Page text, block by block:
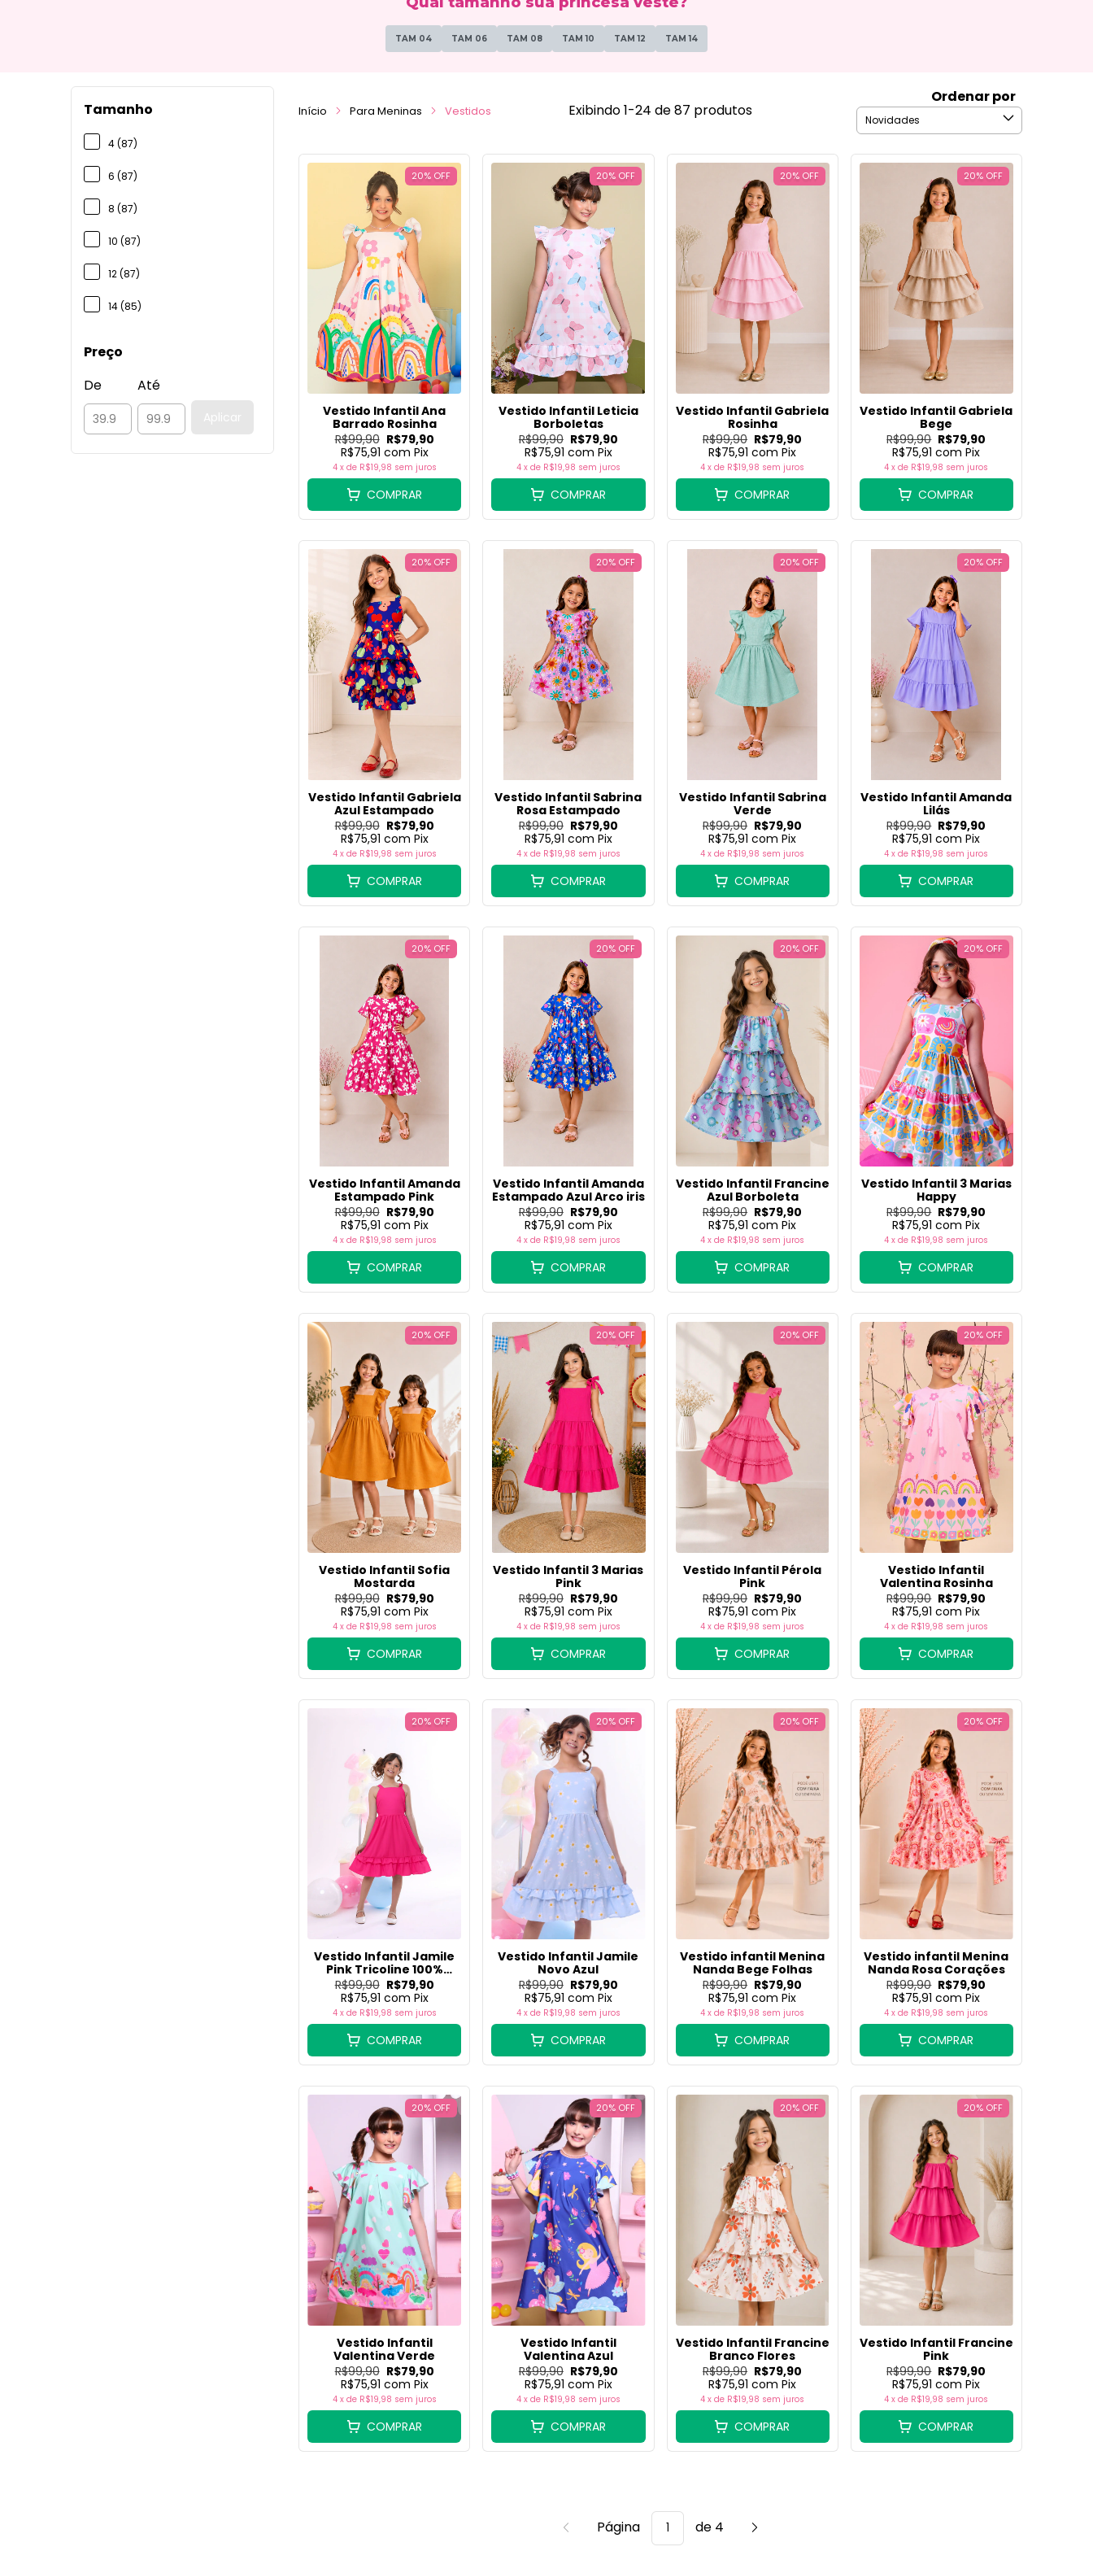
TAM 04 TAM 06 TAM 08 TAM 10 TAM 12 TAM 14
Tamanho
4 (87)
6 (87)
8 (87)
10 (87)
12 (87)
14 (85)
Preço
De
Até
Aplicar
Início Para Meninas Vestidos Exibindo 1-24 de 87 produtos
Ordenar por
20% OFF
Vestido Infantil Ana
Barrado Rosinha
R$99,90 R$79,90
R$75,91 com Pix
4 x de R$19,98 sem juros
COMPRAR
20% OFF
Vestido Infantil Leticia
Borboletas
R$99,90 R$79,90
R$75,91 com Pix
4 x de R$19,98 sem juros
COMPRAR
20% OFF
Vestido Infantil Gabriela
Rosinha
R$99,90 R$79,90
R$75,91com Pix
4 x de R$19,98 sem juros
COMPRAR
20% OFF
Vestido Infantil Gabriela
Bege
R$99,90 R$79,90
R$75,91com Pix
4 x de R$19,98 sem juros
COMPRAR
20% OFF
Vestido Infantil Gabriela
Azul Estampado
R$99,90 R$79,90
R$75,91 com Pix
4 x de R$19,98 sem juros
COMPRAR
20% OFF
Vestido Infantil Sabrina
Rosa Estampado
R$99,90 R$79,90
R$75,91 com Pix
4 x de R$19,98 sem juros
COMPRAR
20% OFF
Vestido Infantil Sabrina
Verde
R$99,90 R$79,90
R$75,91com Pix
4 x de R$19,98 sem juros
COMPRAR
20% OFF
Vestido Infantil Amanda
Lilás
R$99,90 R$79,90
R$75,91com Pix
4 x de R$19,98 sem juros
COMPRAR
20% OFF
Vestido Infantil Amanda
Estampado Pink
R$99,90 R$79,90
R$75,91 com Pix
4 x de R$19,98 sem juros
COMPRAR
20% OFF
Vestido Infantil Amanda
Estampado Azul Arco iris
R$99,90 R$79,90
R$75,91 com Pix
4 x de R$19,98 sem juros
COMPRAR
20% OFF
Vestido Infantil Francine
Azul Borboleta
R$99,90 R$79,90
R$75,91com Pix
4 x de R$19,98 sem juros
COMPRAR
20% OFF
Vestido Infantil 3 Marias
Happy
R$99,90 R$79,90
R$75,91com Pix
4 x de R$19,98 sem juros
COMPRAR
20% OFF
Vestido Infantil Sofia
Mostarda
R$99,90 R$79,90
R$75,91 com Pix
4 x de R$19,98 sem juros
COMPRAR
20% OFF
Vestido Infantil 3 Marias
Pink
R$99,90 R$79,90
R$75,91 com Pix
4 x de R$19,98 sem juros
COMPRAR
20% OFF
Vestido Infantil Pérola
Pink
R$99,90 R$79,90
R$75,91com Pix
4 x de R$19,98 sem juros
COMPRAR
20% OFF
Vestido Infantil
Valentina Rosinha
R$99,90 R$79,90
R$75,91com Pix
4 x de R$19,98 sem juros
COMPRAR
20% OFF
Vestido Infantil Jamile
Pink Tricoline 100%
Algodão
R$99,90 R$79,90
R$75,91 com Pix
4 x de R$19,98 sem juros
COMPRAR
20% OFF
Vestido Infantil Jamile
Novo Azul
R$99,90 R$79,90
R$75,91 com Pix
4 x de R$19,98 sem juros
COMPRAR
20% OFF
Vestido infantil Menina
Nanda Bege Folhas
R$99,90 R$79,90
R$75,91com Pix
4 x de R$19,98 sem juros
COMPRAR
20% OFF
Vestido infantil Menina
Nanda Rosa Corações
R$99,90 R$79,90
R$75,91com Pix
4 x de R$19,98 sem juros
COMPRAR
20% OFF
Vestido Infantil
Valentina Verde
R$99,90 R$79,90
R$75,91 com Pix
4 x de R$19,98 sem juros
COMPRAR
20% OFF
Vestido Infantil
Valentina Azul
R$99,90 R$79,90
R$75,91 com Pix
4 x de R$19,98 sem juros
COMPRAR
20% OFF
Vestido Infantil Francine
Branco Flores
R$99,90 R$79,90
R$75,91com Pix
4 x de R$19,98 sem juros
COMPRAR
20% OFF
Vestido Infantil Francine
Pink
R$99,90 R$79,90
R$75,91com Pix
4 x de R$19,98 sem juros
COMPRAR
Página de 4